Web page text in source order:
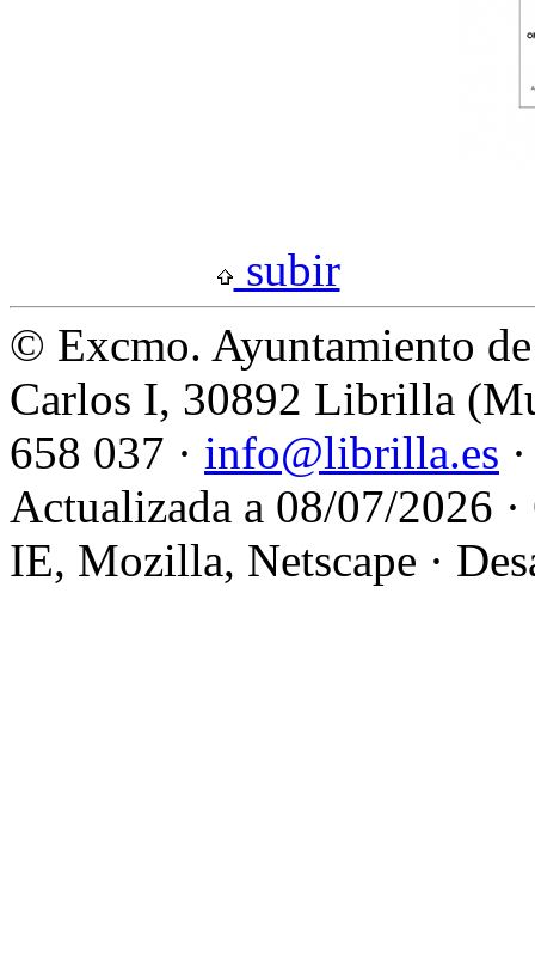
subir
© Excmo. Ayuntamiento
Carlos I, 30892 Librilla
658 037 · info@librilla.es
Actualizada a 08/07/2026
IE, Mozilla, Netscape ·